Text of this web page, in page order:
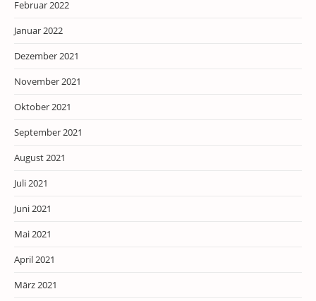
Februar 2022
Januar 2022
Dezember 2021
November 2021
Oktober 2021
September 2021
August 2021
Juli 2021
Juni 2021
Mai 2021
April 2021
März 2021